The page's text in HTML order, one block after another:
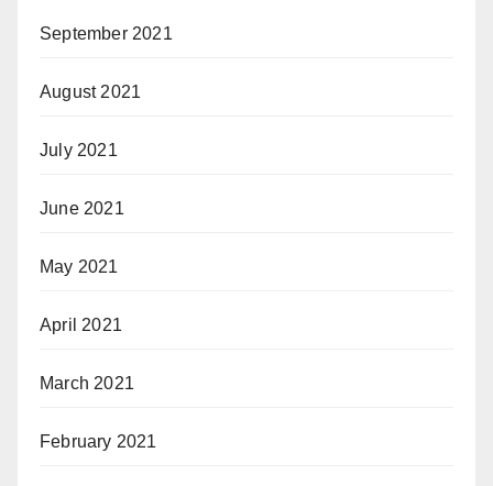
September 2021
August 2021
July 2021
June 2021
May 2021
April 2021
March 2021
February 2021